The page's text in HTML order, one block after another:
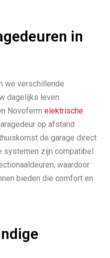
in
we verschillende
dagelijks leven
Novoferm elektrische
op afstand
de garage direct
systemen zijn compatibel
waardoor
bieden die comfort en